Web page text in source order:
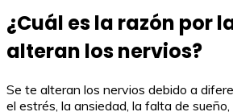
¿Cuál es la razón por
alteran los nervios?
Se te alteran los nervios debido a
el estrés, la ansiedad, la falta de sueño,